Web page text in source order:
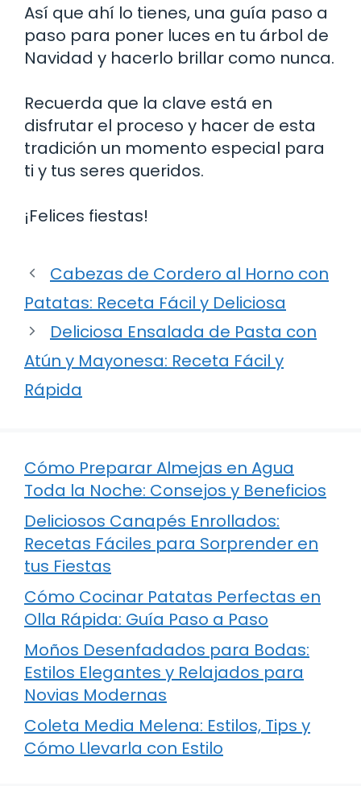
Así que ahí lo tienes, una guía paso a
paso para poner luces en tu árbol de
Navidad y hacerlo brillar como nunca.
Recuerda que la clave está en
disfrutar el proceso y hacer de esta
tradición un momento especial para
ti y tus seres queridos.
¡Felices fiestas!
Cabezas de Cordero al Horno con
Patatas: Receta Fácil y Deliciosa
Deliciosa Ensalada de Pasta con
Atún y Mayonesa: Receta Fácil y
Rápida
Cómo Preparar Almejas en Agua
Toda la Noche: Consejos y Beneficios
Deliciosos Canapés Enrollados:
Recetas Fáciles para Sorprender en
tus Fiestas
Cómo Cocinar Patatas Perfectas en
Olla Rápida: Guía Paso a Paso
Moños Desenfadados para Bodas:
Estilos Elegantes y Relajados para
Novias Modernas
Coleta Media Melena: Estilos, Tips y
Cómo Llevarla con Estilo